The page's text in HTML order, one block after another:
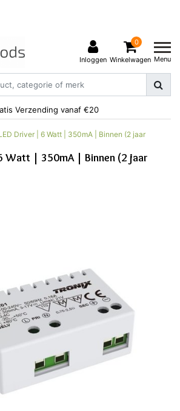
Inloggen
0
Winkelwagen Menu
Verzending vanaf €20
Driver | 6 Watt | 350mA | Binnen (2 jaar
Watt | 350mA | Binnen (2 jaar